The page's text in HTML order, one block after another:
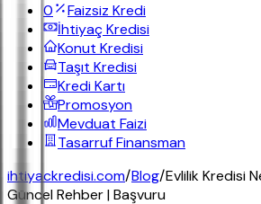
0
Faizsiz Kredi
İhtiyaç Kredisi
Konut Kredisi
Taşıt Kredisi
Kredi Kartı
Promosyon
Mevduat Faizi
Tasarruf Finansman
ihtiyackredisi.com/Blog/Evlilik Kredisi
Güncel Rehber | Başvuru